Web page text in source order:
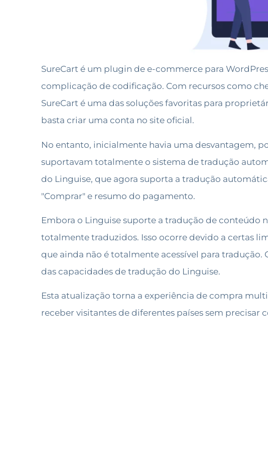
SureCart é um plugin de e-commerce para
complicação de codificação. Com recursos como
SureCart é uma das soluções favoritas para
basta criar uma conta no site oficial.
No entanto, inicialmente havia uma desvantagem,
suportavam totalmente o sistema de tradução
do Linguise, que agora suporta a tradução
"Comprar" e resumo do pagamento.
Embora o Linguise suporte a tradução de conteúdo
totalmente traduzidos. Isso ocorre devido a certas
que ainda não é totalmente acessível para
das capacidades de tradução do Linguise.
Esta atualização torna a experiência de compra
receber visitantes de diferentes países sem precisar